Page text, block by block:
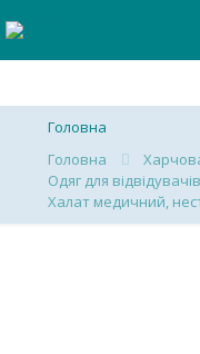
Головна
Головна
Одяг для відвідувачів
Халат медичний,